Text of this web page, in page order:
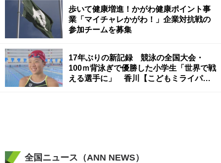
歩いて健康増進！かがわ健康ポイント事
業「マイチャレかがわ！」企業対抗戦の
参加チームを募集
17年ぶりの新記録 競泳の全国大会・
100ｍ背泳ぎで優勝した小学生「世界で戦
える選手に」 香川【こどもミライパー
全国ニュース（ANN NEWS）